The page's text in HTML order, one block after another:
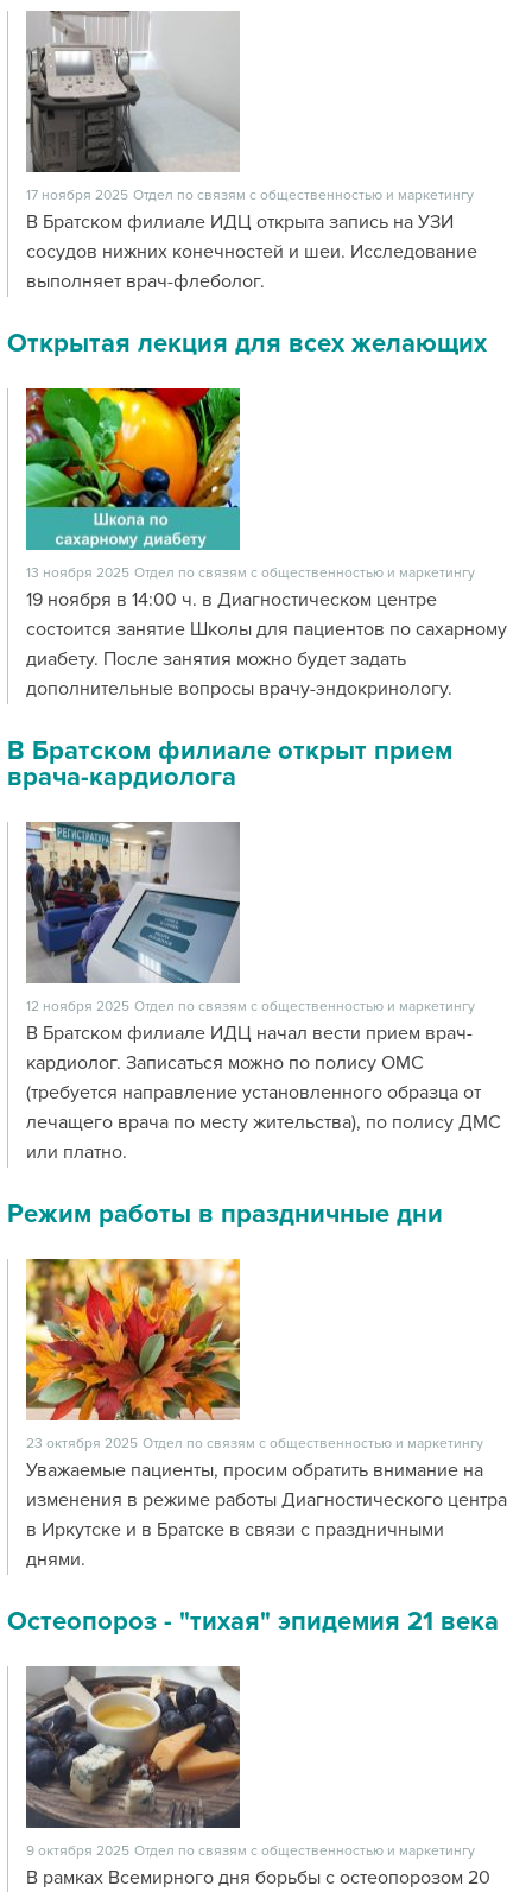
17 ноября 2025 Отдел по связям с общественностью и маркетингу
В Братском филиале ИДЦ открыта запись на УЗИ
сосудов нижних конечностей и шеи. Исследование
выполняет врач-флеболог.
Открытая лекция для всех желающих
13 ноября 2025 Отдел по связям с общественностью и маркетингу
19 ноября в 14:00 ч. в Диагностическом центре
состоится занятие Школы для пациентов по сахарному
диабету. После занятия можно будет задать
дополнительные вопросы врачу-эндокринологу.
В Братском филиале открыт прием
врача-кардиолога
12 ноября 2025 Отдел по связям с общественностью и маркетингу
В Братском филиале ИДЦ начал вести прием врач-
кардиолог. Записаться можно по полису ОМС
(требуется направление установленного образца от
лечащего врача по месту жительства), по полису ДМС
или платно.
Режим работы в праздничные дни
23 октября 2025 Отдел по связям с общественностью и маркетингу
Уважаемые пациенты, просим обратить внимание на
изменения в режиме работы Диагностического центра
в Иркутске и в Братске в связи с праздничными
днями.
Остеопороз - "тихая" эпидемия 21 века
9 октября 2025 Отдел по связям с общественностью и маркетингу
В рамках Всемирного дня борьбы с остеопорозом 20